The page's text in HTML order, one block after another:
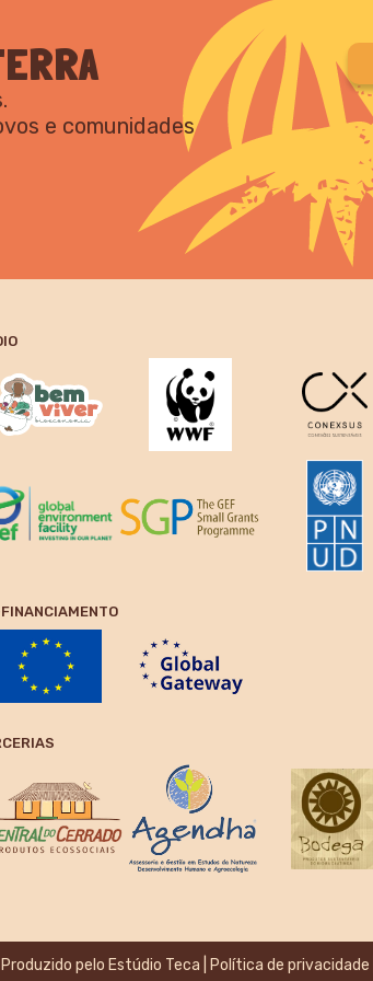
e comunidades
| Produzido pelo Estúdio Teca Política de privacidade